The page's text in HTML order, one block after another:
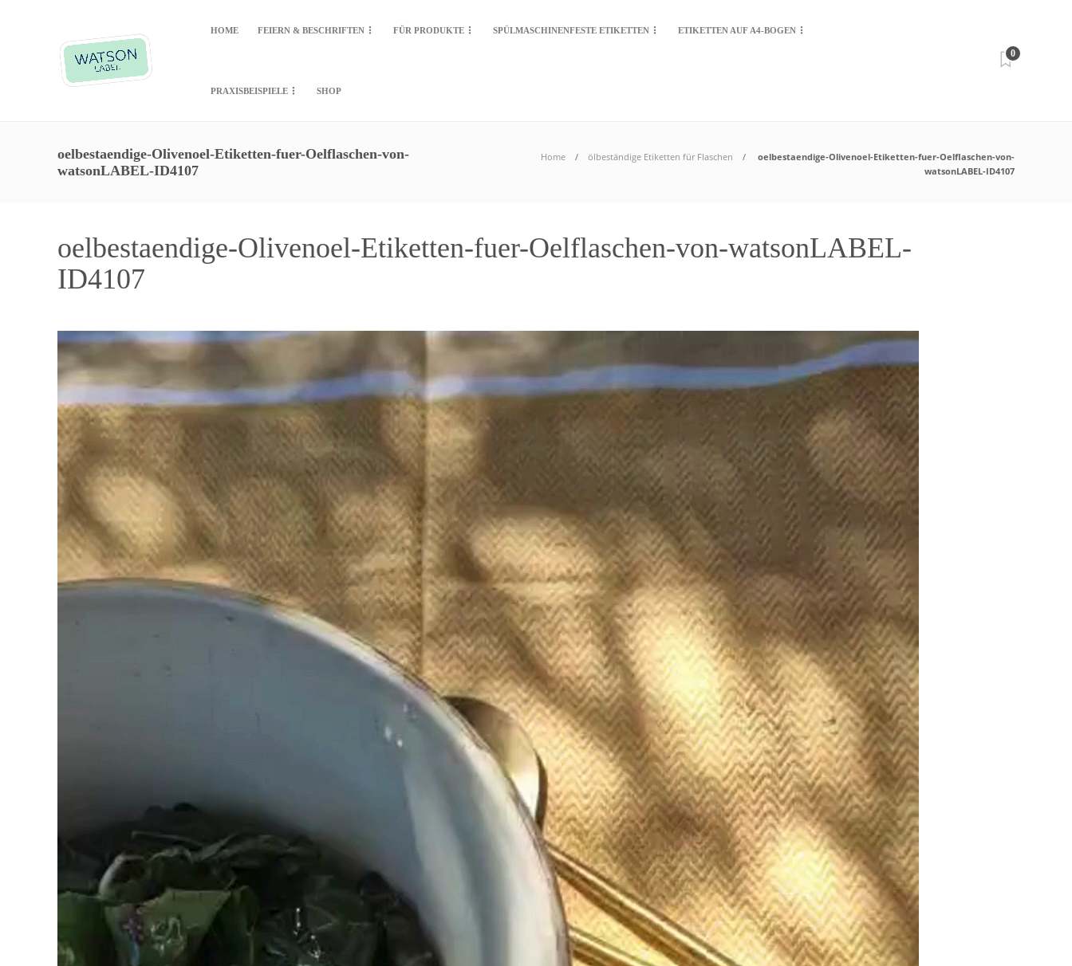
HOME FEIERN & BESCHRIFTEN FÜR PRODUKTE SPÜLMASCHINENFESTE ETIKETTEN ETIKETTEN AUF A4-BOGEN
PRAXISBEISPIELE SHOP
0
oelbestaendige-Olivenoel-Etiketten-fuer-Oelflaschen-von-
watsonLABEL-ID4107
Home ölbeständige Etiketten für Flaschen
oelbestaendige-Olivenoel-Etiketten-fuer-Oelflaschen-von-
watsonLABEL-ID4107
oelbestaendige-Olivenoel-Etiketten-fuer-Oelflaschen-von-watsonLABEL-
ID4107
Video-
Player